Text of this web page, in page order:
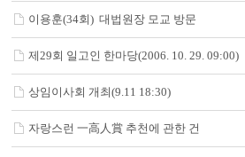
이용훈(34회) 대법원장 모교 방문
제29회 일고인 한마당(2006. 10. 29. 09:00)
상임이사회 개최(9.11 18:30)
자랑스런 一高人賞 추천에 관한 건